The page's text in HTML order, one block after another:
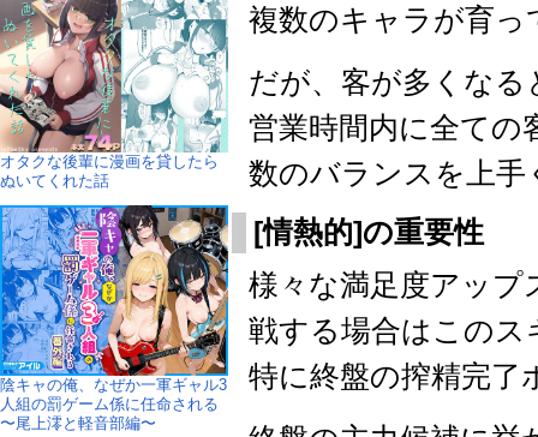
複数のキャラが育っ
だが、客が多くなる
営業時間内に全ての
数のバランスを上
[情熱的]の重要性
様々な満足度アッ
戦する場合はこの
特に終盤の搾精完了
オタクな後輩に漫画を貸したら
ぬいてくれた話
陰キャの俺、なぜか一軍ギャル3
人組の罰ゲーム係に任命される
〜尾上澪と軽音部編〜